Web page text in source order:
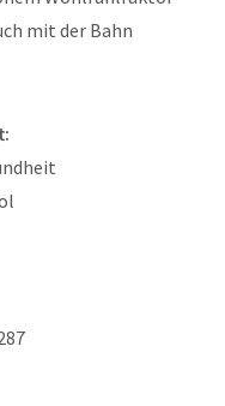
mit der Bahn